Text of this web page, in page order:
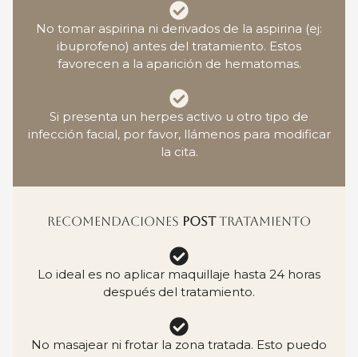
No tomar aspirina ni derivados de la aspirina (ej:
ibuprofeno) antes del tratamiento. Estos
favorecen a la aparición de hematomas.
Si presenta un herpes activo u otro tipo de
infección facial, por favor, llámenos para modificar
la cita.
RECOMENDACIONES POSTTRATAMIENTO
Lo ideal es no aplicar maquillaje hasta 24 horas
después del tratamiento.
No masajear ni frotar la zona tratada. Esto puedo